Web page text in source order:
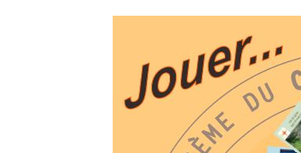
Adhérer – Charte des 4 CERS
Bénévole à la Monnaie
Locale CERS
Faire un don